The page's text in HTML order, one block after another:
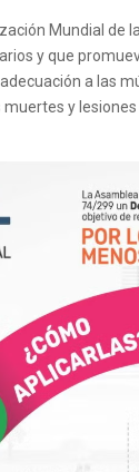
Mundial de
y que
a las
y